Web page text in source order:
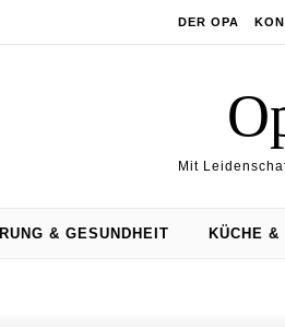
DER OPA
Mit
& GESUNDHEIT KÜCHE &